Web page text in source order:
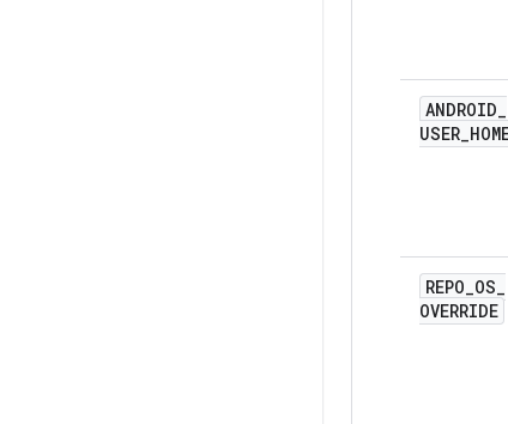
ANDROID_
USER_
REPO_OS_
OVERRIDE